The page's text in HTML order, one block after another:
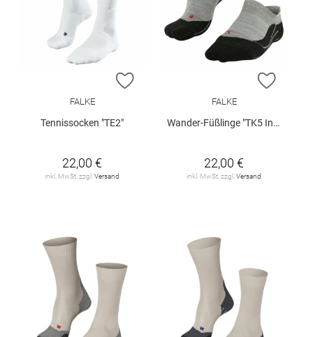
ZUR WUNSCHLISTE HINZUFÜGEN
FALKE
Tennissocken "TE2"
22,00 €
inkl. MwSt. zzgl. Versand
ZUR
FALKE
Wander-Füßlinge "TK5 Invisible"
22,00 €
inkl. MwSt. zzgl. Versand